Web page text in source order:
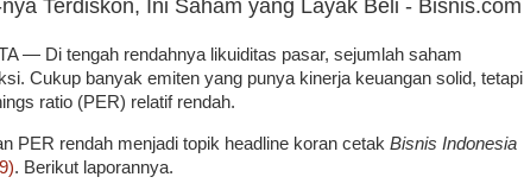
Terdiskon, Ini Saham yang Layak Beli - Bisnis.com
— Di tengah rendahnya likuiditas pasar, sejumlah saham
Cukup banyak emiten yang punya kinerja keuangan solid, tetapi
ratio (PER) relatif rendah.
PER rendah menjadi topik headline koran cetak Bisnis Indonesia
. Berikut laporannya.